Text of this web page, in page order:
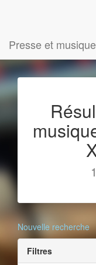
Presse et
Nouvelle recherche
Filtres